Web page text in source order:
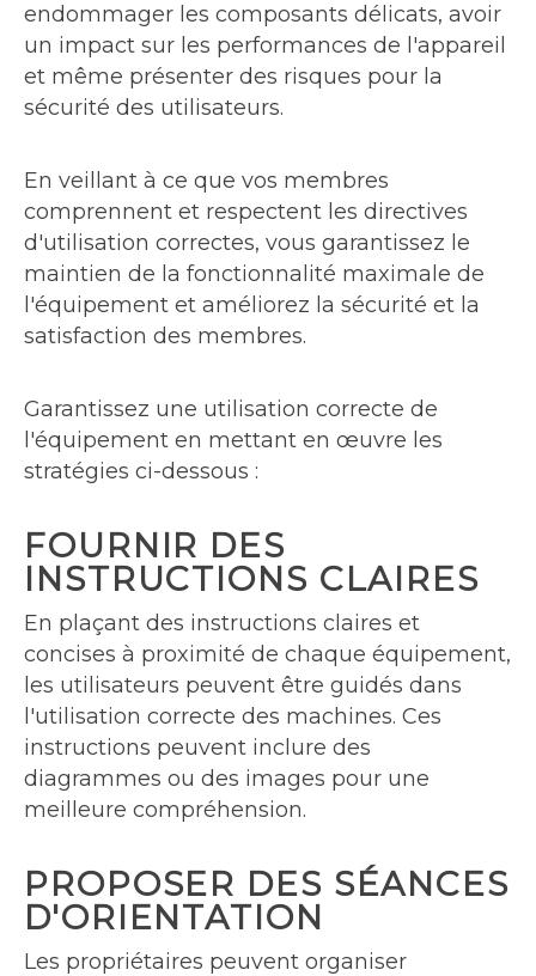
endommager les composants délicats, avoir
un impact sur les performances de l'appareil
et même présenter des risques pour la
sécurité des utilisateurs.
En veillant à ce que vos membres
comprennent et respectent les directives
d'utilisation correctes, vous garantissez le
maintien de la fonctionnalité maximale de
l'équipement et améliorez la sécurité et la
satisfaction des membres.
Garantissez une utilisation correcte de
l'équipement en mettant en œuvre les
stratégies ci-dessous :
FOURNIR DES
INSTRUCTIONS CLAIRES
En plaçant des instructions claires et
concises à proximité de chaque équipement,
les utilisateurs peuvent être guidés dans
l'utilisation correcte des machines. Ces
instructions peuvent inclure des
diagrammes ou des images pour une
meilleure compréhension.
PROPOSER DES SÉANCES
D'ORIENTATION
Les propriétaires peuvent organiser